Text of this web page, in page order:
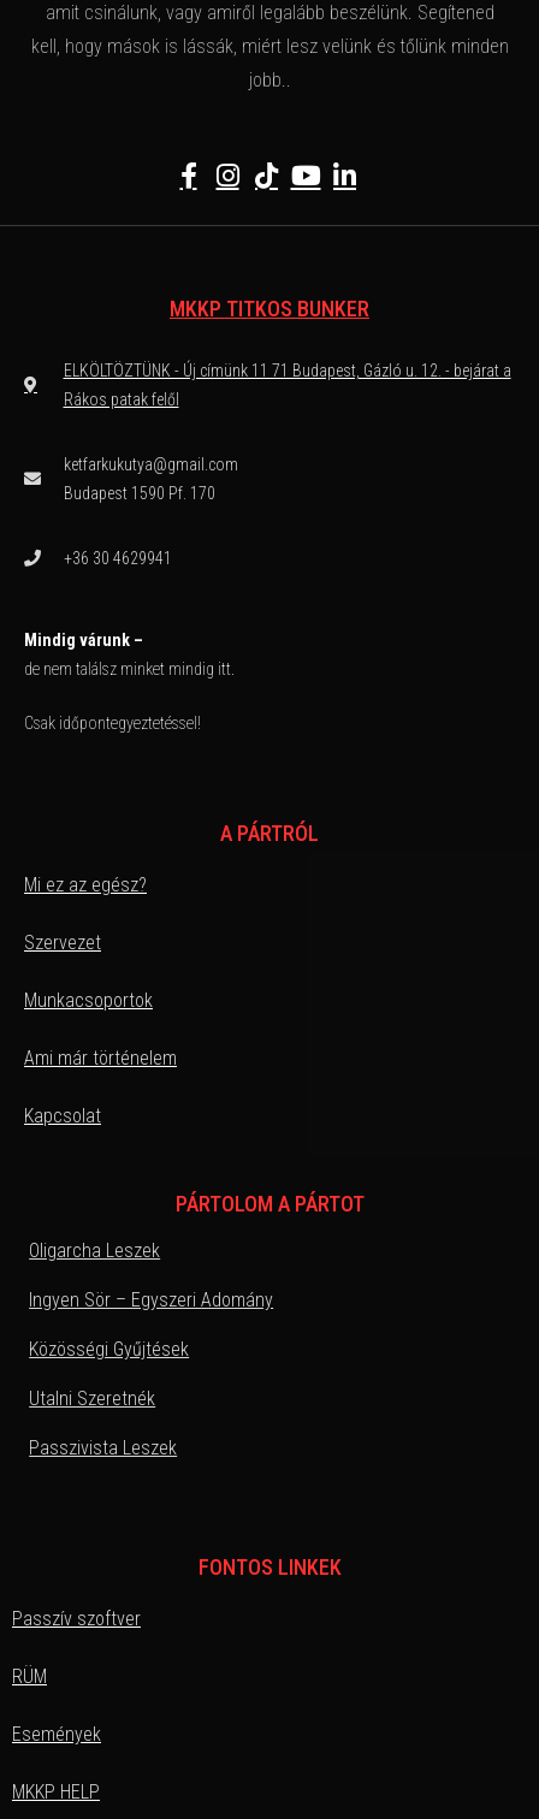
amit csinálunk, vagy amiről legalább beszélünk. Segítened
kell, hogy mások is lássák, miért lesz velünk és tőlünk minden
jobb..
MKKP TITKOS BUNKER
ELKÖLTÖZTÜNK - Új címünk 11 71 Budapest, Gázló u. 12. - bejárat a
Rákos patak felől
ketfarkukutya@gmail.com
Budapest 1590 Pf. 170
+36 30 4629941
Mindig várunk –
de nem találsz minket mindig itt.
Csak időpontegyeztetéssel!
A PÁRTRÓL
Mi ez az egész?
Szervezet
Munkacsoportok
Ami már történelem
Kapcsolat
PÁRTOLOM A PÁRTOT
Oligarcha Leszek
Ingyen Sör – Egyszeri Adomány
Közösségi Gyűjtések
Utalni Szeretnék
Passzivista Leszek
FONTOS LINKEK
Passzív szoftver
RÜM
Események
MKKP HELP